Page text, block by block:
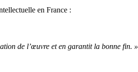
en France :
de l’œuvre et en garantit la bonne fin. »